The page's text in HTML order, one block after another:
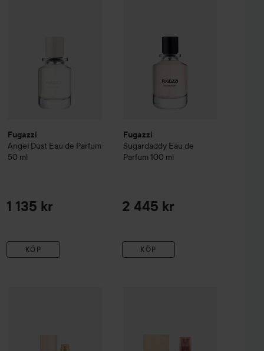
Fugazzi
Angel Dust Eau de Parfum
50 ml
1 135 kr
KÖP
Fugazzi
Sugardaddy Eau de
Parfum 100 ml
2 445 kr
KÖP